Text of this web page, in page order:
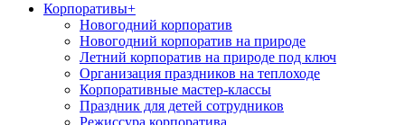
Корпоративы+
Новогодний корпоратив
Новогодний корпоратив на природе
Летний корпоратив на природе под ключ
Организация праздников на теплоходе
Корпоративные мастер-классы
Праздник для детей сотрудников
Режиссура корпоратива